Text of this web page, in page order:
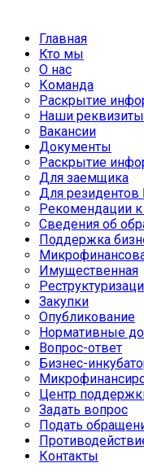
Главная
Кто мы
О нас
Команда
Раскрытие
Наши реквизиты
Вакансии
Документы
Раскрытие
Для заемщика
Для резидентов
Рекомендации
Сведения об
Поддержка
Имущественная
Закупки
Опубликование
Нормативные
Вопрос-ответ
Бизнес-
Центр
Задать вопрос
Подать
Контакты